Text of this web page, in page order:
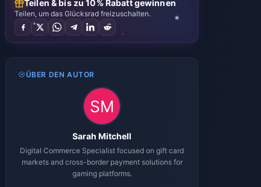
Teilen & bis zu 10% Rabatt gewinnen
Teilen, um das Glücksrad freizuschalten.
ÜBER DEN AUTOR
Sarah Mitchell
Digital Commerce Specialist focused on gift card
markets and cross-border payment solutions for
gaming platforms.